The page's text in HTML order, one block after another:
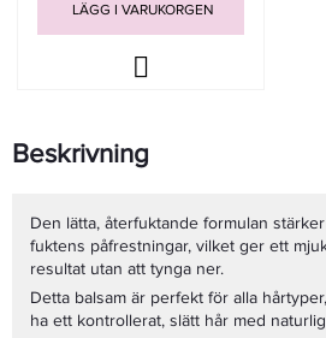
LÄGG I VARUKORGEN
Beskrivning
Den lätta, återfuktande formulan
fuktens påfrestningar, vilket ger ett
resultat utan att tynga ner.
Detta balsam är perfekt för alla
ha ett kontrollerat, slätt hår med